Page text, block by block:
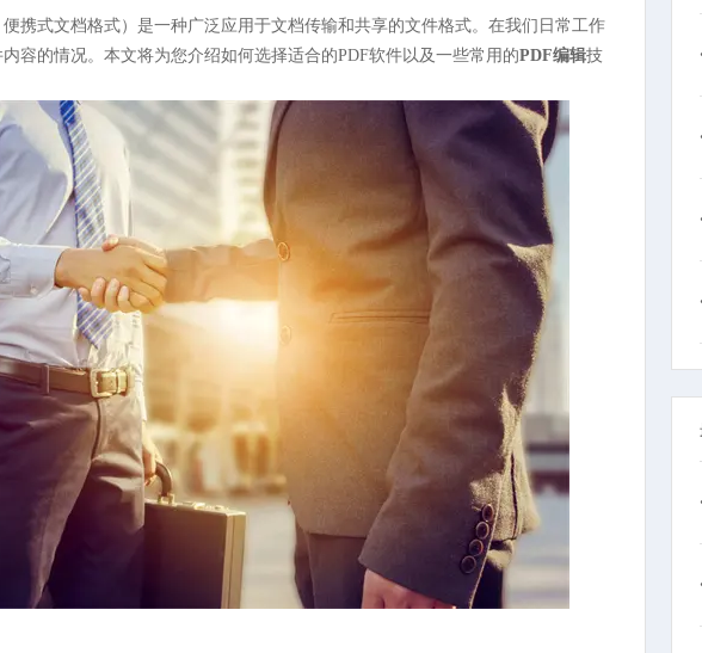
便携式文档格式）是一种广泛应用于文档传输和共享的文件格式。在我们日常工作
容的情况。本文将为您介绍如何选择适合的PDF软件以及一些常用的PDF编辑技